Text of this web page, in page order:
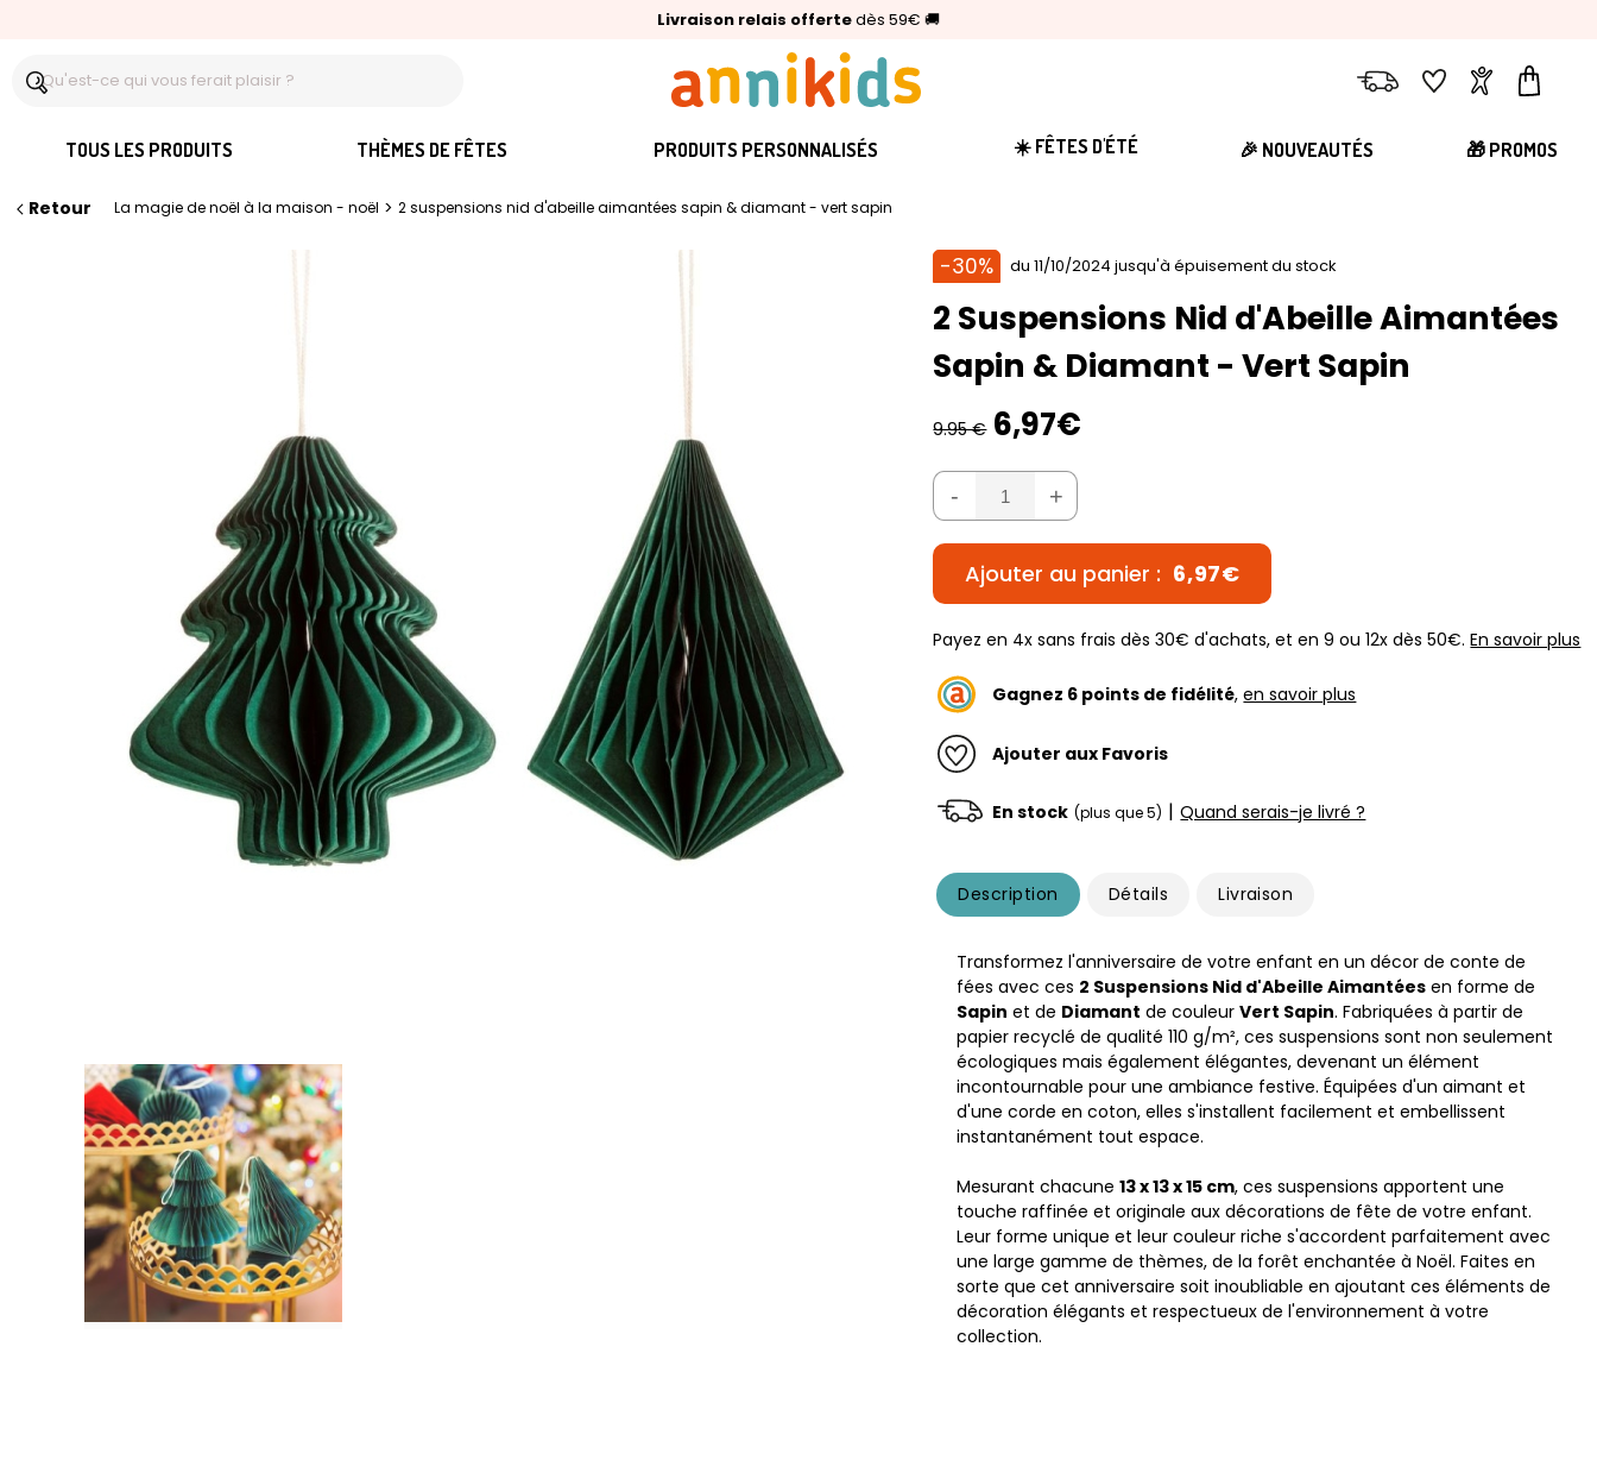
Livraison relais offertedès 59€ 🚚
🥇Palmarès Capital 2025 :Annikids N°1
⭐⭐⭐⭐⭐4,6/5(24 000 avis clients)
LivraisonFavorisComptePanier
TOUS LES PRODUITS THÈMES DE FÊTES PRODUITS PERSONNALISÉS ☀️ FÊTES D'ÉTÉ 🎉 NOUVEAUTÉS 🎁 PROMOS
Retour La magie de noël à la maison - noël > 2 suspensions nid d'abeille aimantées sapin & diamant - vert sapin
-30% du 11/10/2024 jusqu'à épuisement du stock
2 Suspensions Nid d'Abeille Aimantées
Sapin & Diamant - Vert Sapin
9.95 € 6,97€
- +
Ajouter au panier : 6,97€
Payez en 4x sans frais dès 30€ d'achats, et en 9 ou 12x dès 50€.En savoir plus
Gagnez 6 points de fidélité,en savoir plus
Ajouter aux Favoris
En stock (plus que 5) | Quand serais-je livré ?
Description Détails Livraison
Transformez l'anniversaire de votre enfant en un décor de conte de
fées avec ces 2 Suspensions Nid d'Abeille Aimantées en forme de
Sapin et de Diamant de couleurVert Sapin. Fabriquées à partir de
papier recyclé de qualité 110 g/m², ces suspensions sont non seulement
écologiques mais également élégantes, devenant un élément
incontournable pour une ambiance festive. Équipées d'un aimant et
d'une corde en coton, elles s'installent facilement et embellissent
instantanément tout espace.
Mesurant chacune13 x 13 x 15 cm, ces suspensions apportent une
touche raffinée et originale aux décorations de fête de votre enfant.
Leur forme unique et leur couleur riche s'accordent parfaitement avec
une large gamme de thèmes, de la forêt enchantée à Noël. Faites en
sorte que cet anniversaire soit inoubliable en ajoutant ces éléments de
décoration élégants et respectueux de l'environnement à votre
collection.